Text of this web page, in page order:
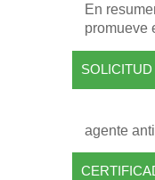
En
promueve
SOLICITUD
agente